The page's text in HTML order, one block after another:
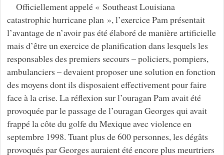
Officiellement appelé « Southeast Louisiana
catastrophic hurricane plan », l’exercice Pam présentait
l’avantage de n’avoir pas été élaboré de manière artificielle
mais d’être un exercice de planification dans lesquels les
responsables des premiers secours – policiers, pompiers,
ambulanciers – devaient proposer une solution en fonction
des moyens dont ils disposaient effectivement pour faire
face à la crise. La réflexion sur l’ouragan Pam avait été
provoquée par le passage de l’ouragan Georges qui avait
frappé la côte du golfe du Mexique avec violence en
septembre 1998. Tuant plus de 600 personnes, les dégâts
provoqués par Georges auraient été encore plus meurtriers